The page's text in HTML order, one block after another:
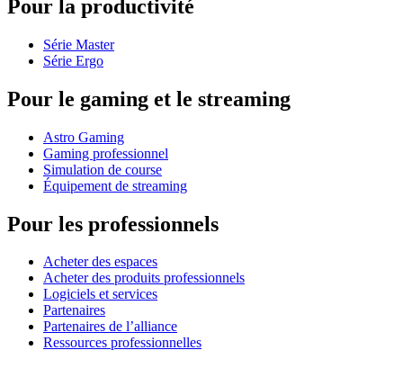
Pour la productivité
Série Master
Série Ergo
Pour le gaming et le streaming
Astro Gaming
Gaming professionnel
Simulation de course
Équipement de streaming
Pour les professionnels
Acheter des espaces
Acheter des produits professionnels
Logiciels et services
Partenaires
Partenaires de l’alliance
Ressources professionnelles